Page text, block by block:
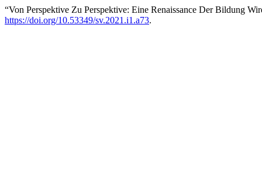
“Von Perspektive Zu Perspektive: Eine Renaissance Der Bildung
https://doi.org/10.53349/sv.2021.i1.a73.